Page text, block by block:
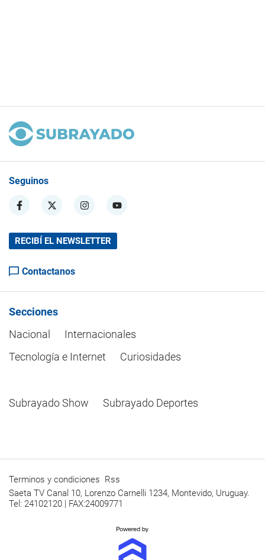
Seguinos
RECIBÍ EL NEWSLETTER
Contactanos
Secciones
Nacional
Internacionales
Tecnología e Internet
Curiosidades
Subrayado Show Subrayado Deportes
Terminos y condiciones Rss
Saeta TV Canal 10, Lorenzo Carnelli 1234, Montevido, Uruguay.
Tel: 24102120 | FAX:24009771